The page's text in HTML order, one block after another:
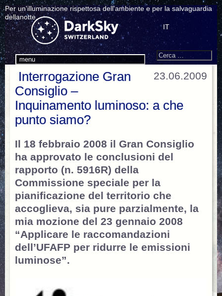
Per un'illuminazione rispettosa dell'ambiente e per la salvaguardia
dellanotte.
menu
IT
Search
Cerca:
23.06.2009
Interrogazione Gran
Consiglio –
Inquinamento luminoso: a che
punto siamo?
Il 18 febbraio 2008 il Gran Consiglio
ha approvato le conclusioni del
rapporto (n. 5916R) della
Commissione speciale per la
pianificazione del territorio che
accoglieva, sia pure parzialmente, la
mia mozione del 23 gennaio 2008
“Applicare le raccomandazioni
dell’UFAFP per ridurre le emissioni
luminose”.